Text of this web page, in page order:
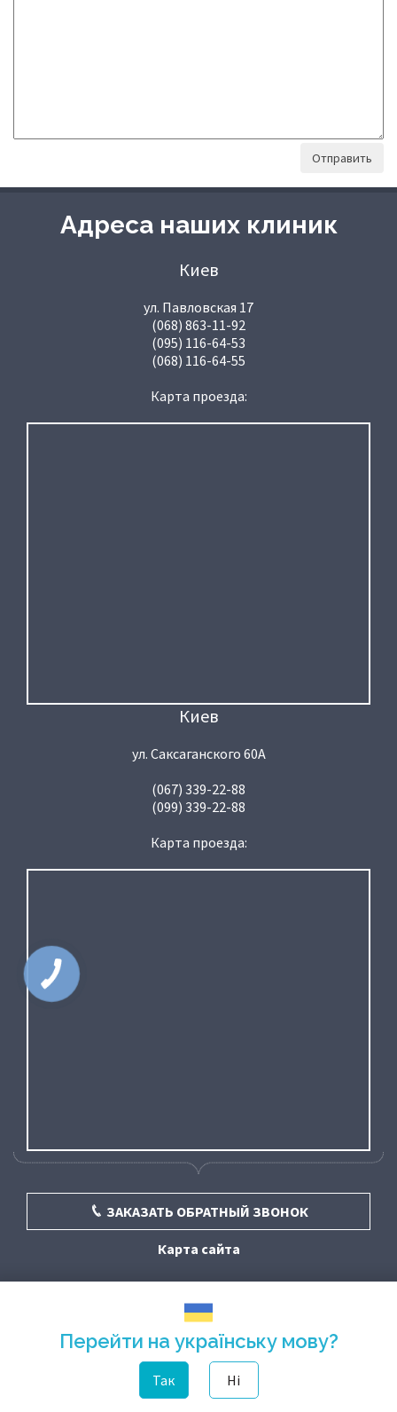
Перейти на українську мову?
Так Ні
Адреса наших клиник
Киев
ул. Павловская 17
(068) 863-11-92
(095) 116-64-53
(068) 116-64-55
Карта проезда:
Киев
ул. Саксаганского 60А
(067) 339-22-88
(099) 339-22-88
Карта проезда:
ЗАКАЗАТЬ ОБРАТНЫЙ ЗВОНОК
Карта сайта
© «Фортуна» - стоматология в Киеве 2016 - 2026 | Лицензия МОЗ № 47 от
28.01.2021